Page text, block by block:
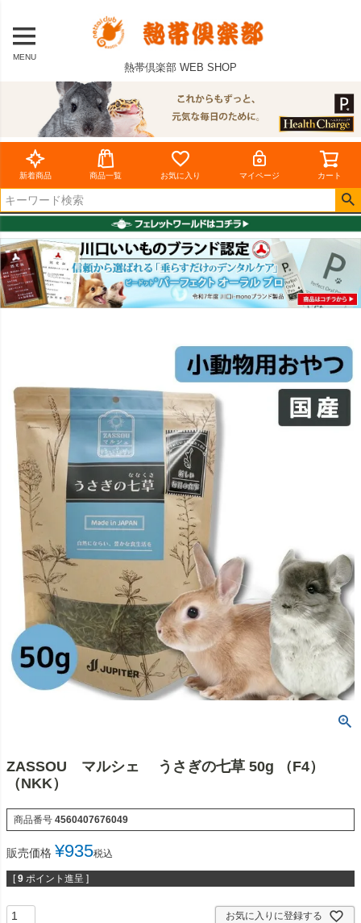
MENU
熱帯倶楽部 WEB SHOP
新着商品 商品一覧 お気に入り マイページ カート
ZASSOU マルシェ うさぎの七草 50g （F4）
（NKK）
商品番号 4560407676049
販売価格 ¥935税込
[ 9 ポイント進呈 ]
お気に入りに登録する